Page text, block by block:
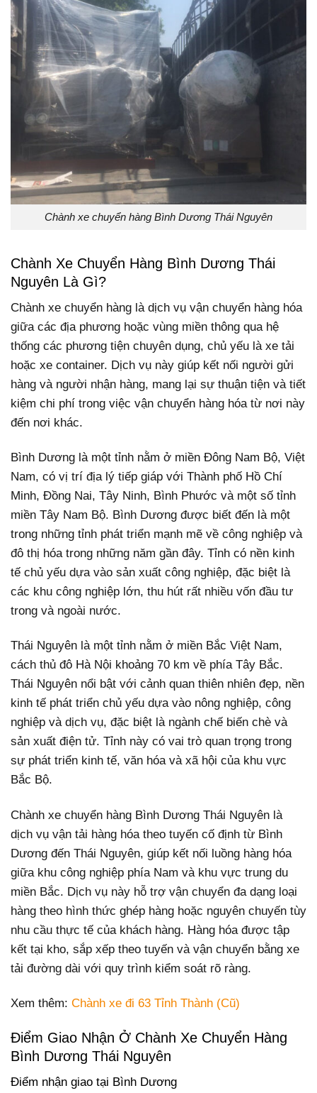
Chành xe chuyển hàng Bình Dương Thái Nguyên
Chành Xe Chuyển Hàng Bình Dương Thái
Nguyên Là Gì?
Chành xe chuyển hàng là dịch vụ vận chuyển hàng hóa
giữa các địa phương hoặc vùng miền thông qua hệ
thống các phương tiện chuyên dụng, chủ yếu là xe tải
hoặc xe container. Dịch vụ này giúp kết nối người gửi
hàng và người nhận hàng, mang lại sự thuận tiện và tiết
kiệm chi phí trong việc vận chuyển hàng hóa từ nơi này
đến nơi khác.
Bình Dương là một tỉnh nằm ở miền Đông Nam Bộ, Việt
Nam, có vị trí địa lý tiếp giáp với Thành phố Hồ Chí
Minh, Đồng Nai, Tây Ninh, Bình Phước và một số tỉnh
miền Tây Nam Bộ. Bình Dương được biết đến là một
trong những tỉnh phát triển mạnh mẽ về công nghiệp và
đô thị hóa trong những năm gần đây. Tỉnh có nền kinh
tế chủ yếu dựa vào sản xuất công nghiệp, đặc biệt là
các khu công nghiệp lớn, thu hút rất nhiều vốn đầu tư
trong và ngoài nước.
Thái Nguyên là một tỉnh nằm ở miền Bắc Việt Nam,
cách thủ đô Hà Nội khoảng 70 km về phía Tây Bắc.
Thái Nguyên nổi bật với cảnh quan thiên nhiên đẹp, nền
kinh tế phát triển chủ yếu dựa vào nông nghiệp, công
nghiệp và dịch vụ, đặc biệt là ngành chế biến chè và
sản xuất điện tử. Tỉnh này có vai trò quan trọng trong
sự phát triển kinh tế, văn hóa và xã hội của khu vực
Bắc Bộ.
Chành xe chuyển hàng Bình Dương Thái Nguyên là
dịch vụ vận tải hàng hóa theo tuyến cố định từ Bình
Dương đến Thái Nguyên, giúp kết nối luồng hàng hóa
giữa khu công nghiệp phía Nam và khu vực trung du
miền Bắc. Dịch vụ này hỗ trợ vận chuyển đa dạng loại
hàng theo hình thức ghép hàng hoặc nguyên chuyến tùy
nhu cầu thực tế của khách hàng. Hàng hóa được tập
kết tại kho, sắp xếp theo tuyến và vận chuyển bằng xe
tải đường dài với quy trình kiểm soát rõ ràng.
Xem thêm: Chành xe đi 63 Tỉnh Thành (Cũ)
Điểm Giao Nhận Ở Chành Xe Chuyển Hàng
Bình Dương Thái Nguyên
Điểm nhận giao tại Bình Dương